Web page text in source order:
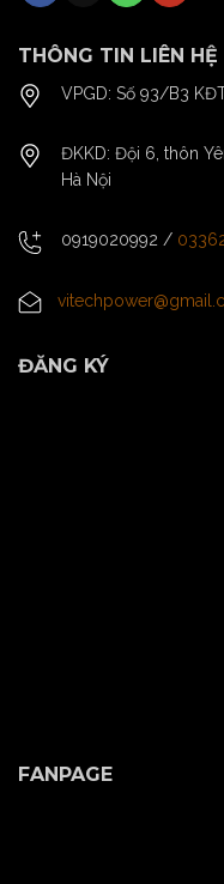
THÔNG TIN LIÊN HỆ
VPGD: Số 93/B3
ĐKKD: Đội 6, thôn
Hà Nội
0919020992 /
ĐĂNG KÝ
FANPAGE